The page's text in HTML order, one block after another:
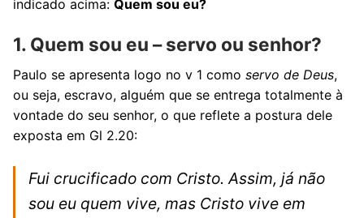
indicado acima: Quem sou eu?
1. Quem sou eu – servo ou senhor?
Paulo se apresenta logo no v 1 como servo de Deus,
ou seja, escravo, alguém que se entrega totalmente à
vontade do seu senhor, o que reflete a postura dele
exposta em Gl 2.20:
Fui crucificado com Cristo. Assim, já não
sou eu quem vive, mas Cristo vive em